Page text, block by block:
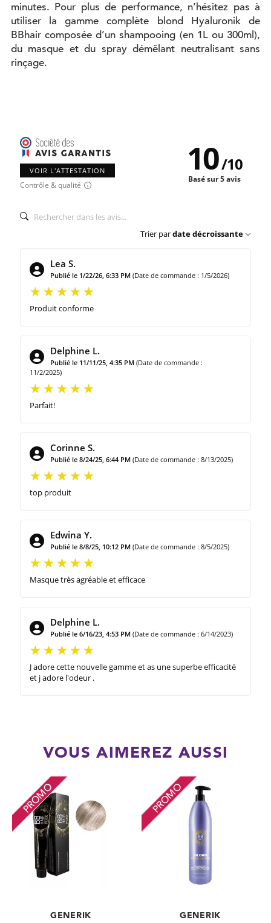
minutes. Pour plus de performance, n’hésitez pas à
utiliser la gamme complète blond Hyaluronik de
BBhair composée d’un shampooing (en 1L ou 300ml),
du masque et du spray démêlant neutralisant sans
rinçage.
VOIR L'ATTESTATION
Contrôle & qualité
10/10
Basé sur 5 avis
Trier pardate décroissante
Lea S.
Publié le 1/22/26, 6:33 PM (Date de commande : 1/5/2026)
Produit conforme
Delphine L.
Publié le 11/11/25, 4:35 PM (Date de commande :
11/2/2025)
Parfait!
Corinne S.
Publié le 8/24/25, 6:44 PM (Date de commande : 8/13/2025)
top produit
Edwina Y.
Publié le 8/8/25, 10:12 PM (Date de commande : 8/5/2025)
Masque très agréable et efficace
Delphine L.
Publié le 6/16/23, 4:53 PM (Date de commande : 6/14/2023)
J adore cette nouvelle gamme et as une superbe efficacité
et j adore l'odeur .
VOUS AIMEREZ AUSSI
PROMO
GENERIK
PROMO
GENERIK